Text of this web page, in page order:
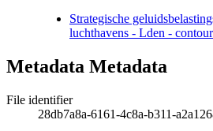
Strategische
luchthavens - Lden -
Metadata Metadata
File identifier
28db7a8a-6161-4c8a-b311-